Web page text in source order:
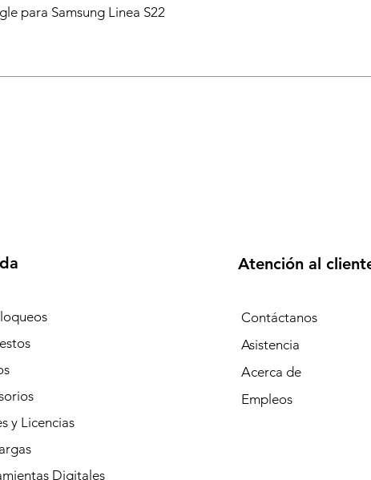
para Samsung Linea S22
y Licencias
Digitales
Atención al
Contáctanos
Asistencia
Acerca de
Empleos